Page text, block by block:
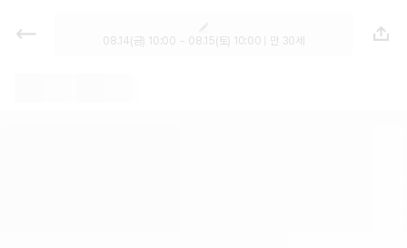
렌트카 - 전남광주 렌터카 가격비교,
최저가 보장 1위 카모아
08.14(금) 10:00 ~ 08.15(토) 10:00 | 만 30세